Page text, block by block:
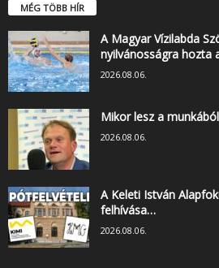
MÉG TÖBB HÍR
A Magyar Vízilabda
nyilvánosságra hozta
2026.08.06.
Mikor lesz a
2026.08.06.
A Keleti István
felhívása…
2026.08.06.